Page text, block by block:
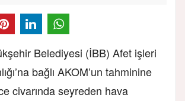
Belediyesi (İBB) Afet işleri
bağlı AKOM’un tahminine
civarında seyreden hava